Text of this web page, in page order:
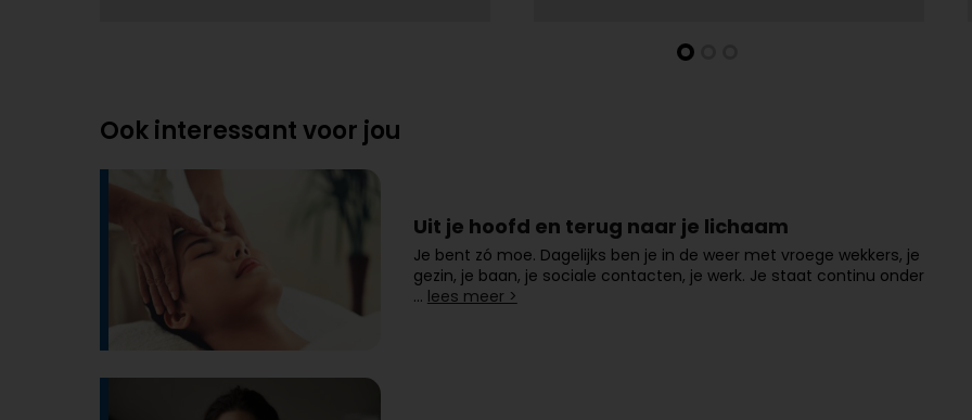
Ook interessant voor jou
Uit je hoofd en terug naar je lichaam
Je bent zó moe. Dagelijks ben je in de weer met vroege wekkers, je
gezin, je baan, je sociale contacten, je werk. Je staat continu onder
… lees meer >